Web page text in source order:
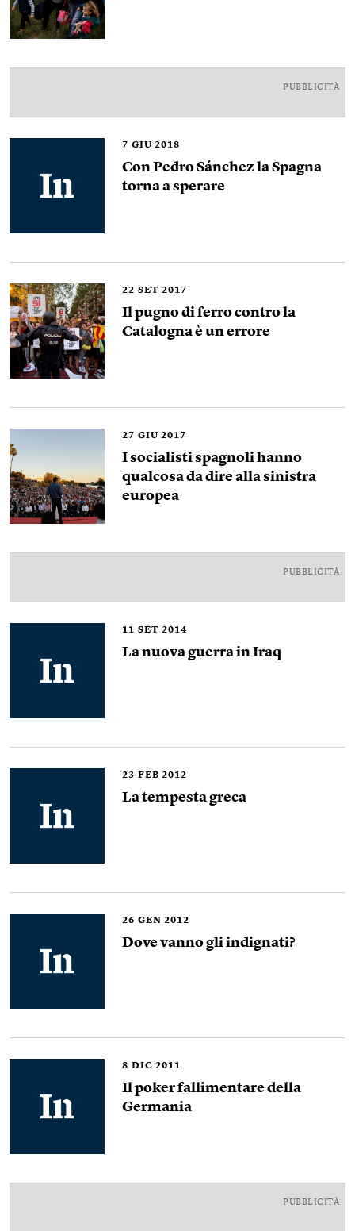
PUBBLICITÀ
7 GIU 2018
Con Pedro Sánchez la Spagna
torna a sperare
22 SET 2017
Il pugno di ferro contro la
Catalogna è un errore
27 GIU 2017
I socialisti spagnoli hanno
qualcosa da dire alla sinistra
europea
PUBBLICITÀ
11 SET 2014
La nuova guerra in Iraq
23 FEB 2012
La tempesta greca
26 GEN 2012
Dove vanno gli indignati?
8 DIC 2011
Il poker fallimentare della
Germania
PUBBLICITÀ